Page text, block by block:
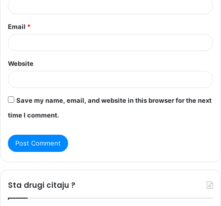
Email *
Website
Save my name, email, and website in this browser for the next
time I comment.
Sta drugi citaju ?